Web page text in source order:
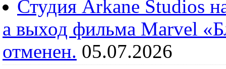
Студия Arkane Studios
а выход фильма Marvel
отменен. 05.07.2026